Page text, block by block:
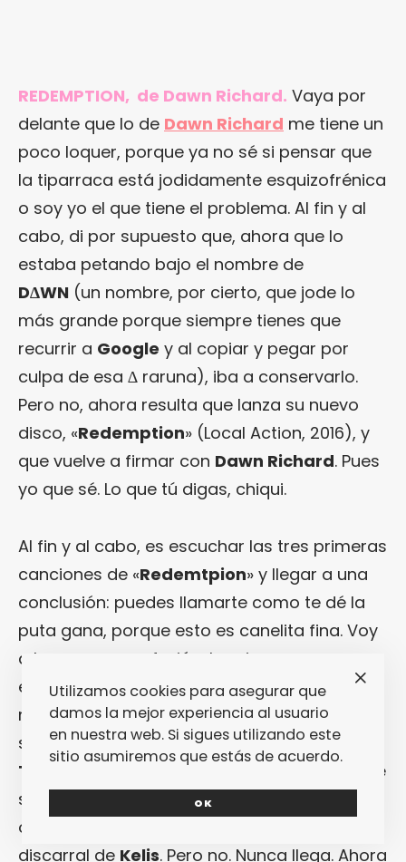
REDEMPTION, de Dawn Richard. Vaya por
delante que lo de Dawn Richard me tiene un
poco loquer, porque ya no sé si pensar que
la tiparraca está jodidamente esquizofrénica
o soy yo el que tiene el problema. Al fin y al
cabo, di por supuesto que, ahora que lo
estaba petando bajo el nombre de
D∆WN (un nombre, por cierto, que jode lo
más grande porque siempre tienes que
recurrir a Google y al copiar y pegar por
culpa de esa ∆ raruna), iba a conservarlo.
Pero no, ahora resulta que lanza su nuevo
disco, «Redemption» (Local Action, 2016), y
que vuelve a firmar con Dawn Richard. Pues
yo que sé. Lo que tú digas, chiqui.
Al fin y al cabo, es escuchar las tres primeras
canciones de «Redemtpion» y llegar a una
conclusión: puedes llamarte como te dé la
puta gana, porque esto es canelita fina. Voy
a hacer una confesión: la primera vez que
escuché el disco sentí poderosamente que
me encontraba definitivamente ante el
sucesor natural del incomparable « Flesh
Tone
» (Interscope, 2010)… Y quien me conoce
sabe que soy una persona totalmente
obsesionada con encontrarle un heredero al
discarral de Kelis. Pero no. Nunca llega. Ahora
Utilizamos cookies para asegurar que
damos la mejor experiencia al usuario
en nuestra web. Si sigues utilizando este
sitio asumiremos que estás de acuerdo.
OK